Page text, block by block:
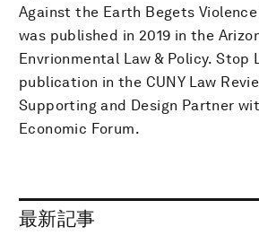
Against the Earth Begets
was published in 2019 in the
Envrionmental Law & Policy. Stop
publication in the CUNY Law
Supporting and Design Partner
Economic Forum.
最新記事